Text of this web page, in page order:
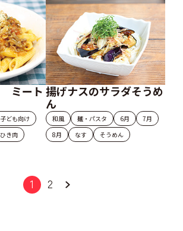
ミート
子ども向け
ひき肉
揚げナスのサラダそうめ
ん
和風 麺・パスタ 6月
7月
8月
なす そうめん
1 2